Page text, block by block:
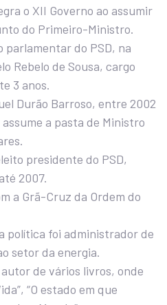
o XII Governo ao assumir
do Primeiro-Ministro.
parlamentar do PSD, na
Rebelo de Sousa, cargo
3 anos.
Durão Barroso, entre 2002
a pasta de Ministro
presidente do PSD,
2007.
a Grã-Cruz da Ordem do
política foi administrador de
setor da energia.
de vários livros, onde
“O estado em que